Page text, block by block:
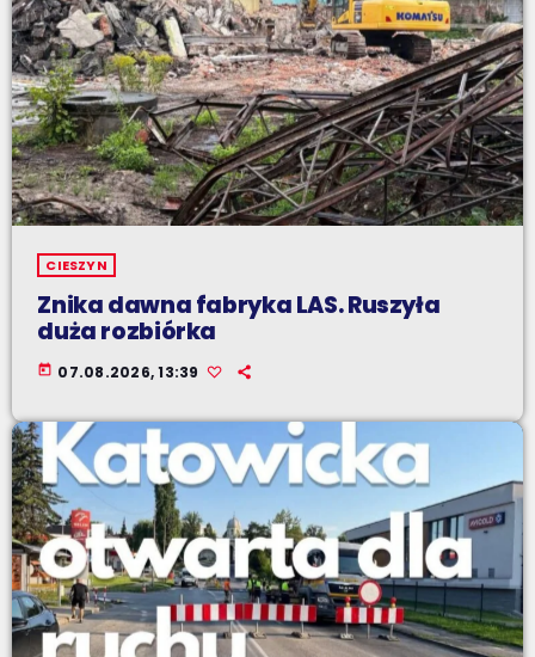
CIESZYN
Znika dawna fabryka LAS. Ruszyła
duża rozbiórka
today 07.08.2026, 13:39